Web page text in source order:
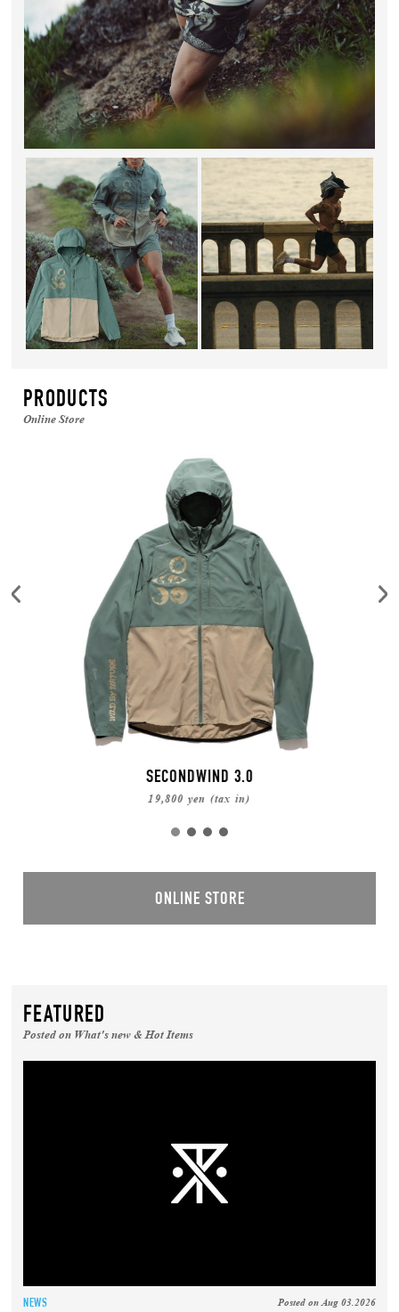
PRODUCTS
Online Store
SECONDWIND 3.0
19,800 yen (tax in)
ONLINE STORE
FEATURED
Posted on What's new & Hot Items
NEWS Posted on Aug 03.2026